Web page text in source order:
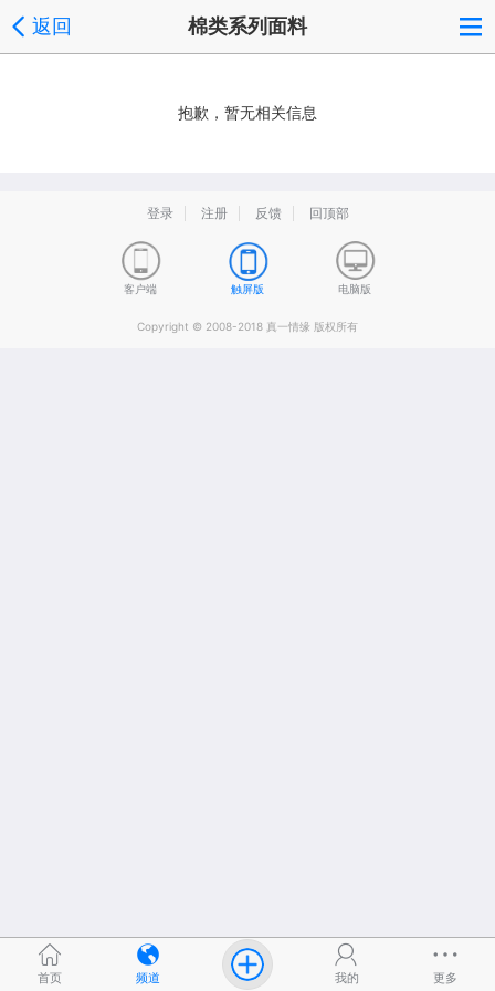
返回 棉类系列面料
抱歉，暂无相关信息
登录 注册 反馈 回顶部
客户端 触屏版 电脑版
Copyright © 2008-2018 真一情缘 版权所有
首页 频道 我的 更多